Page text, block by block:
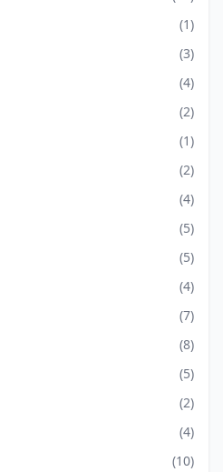
(1)
(3)
(4)
(2)
(1)
(2)
(4)
(5)
(5)
(4)
(7)
(8)
(5)
(2)
(4)
(10)